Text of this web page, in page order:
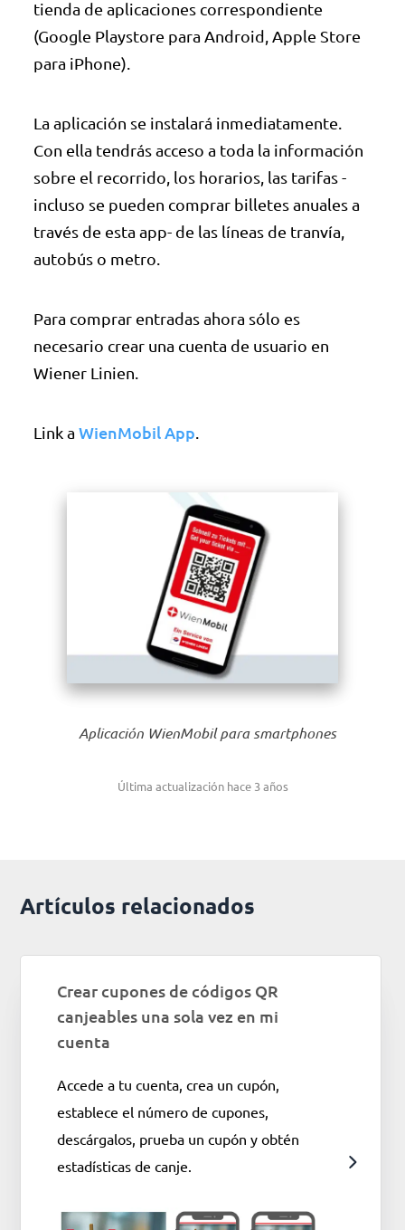
tienda de aplicaciones correspondiente
(Google Playstore para Android, Apple Store
para iPhone).
La aplicación se instalará inmediatamente.
Con ella tendrás acceso a toda la información
sobre el recorrido, los horarios, las tarifas -
incluso se pueden comprar billetes anuales a
través de esta app- de las líneas de tranvía,
autobús o metro.
Para comprar entradas ahora sólo es
necesario crear una cuenta de usuario en
Wiener Linien.
Link aWienMobil App
Aplicación WienMobil para smartphones
Última actualización hace 3 años
Artículos relacionados
Crear cupones de códigos QR
canjeables una sola vez en mi
cuenta
Accede a tu cuenta, crea un cupón,
establece el número de cupones,
descárgalos, prueba un cupón y obtén
estadísticas de canje.